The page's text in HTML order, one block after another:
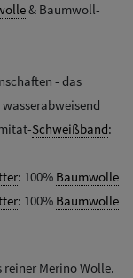
& Baumwoll-
- das
Schweißband:
: 100% Baumwolle
: 100% Baumwolle
Merino Wolle.